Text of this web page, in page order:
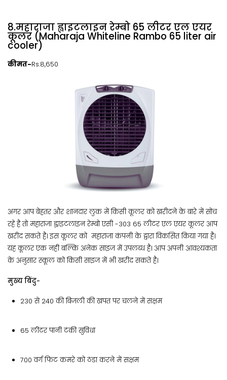
8.महाराजा ह्वाइटलाइन रेम्बो 65 लीटर एल एयर
कूलर (Maharaja Whiteline Rambo 65 liter air
cooler)
कीमत-Rs.8,650
अगर आप बेहतर और शानदार लुक में किसी कूलर को खरीदने के बारे में सोच
रहे है तो महाराजा ह्वाइटलाइन रेम्बो एसी -303 65 लीटर एल एयर कूलर आप
खरीद सकते है। इस कूलर को महाराजा कंपनी के द्वारा विकसित किया गया है।
यह कूलर एक नही बल्कि अनेक साइज में उपलब्ध है। आप अपनी आवश्यकता
के अनुसार स्कूल को किसी साइज में भी खरीद सकते है।
मुख्य बिंदु-
230 से 240 की बिजली की खपत पर चलने में सक्षम
65 लीटर पानी टंकी सुविधा
700 वर्ग फिट कमरे को ठंडा करने में सक्षम